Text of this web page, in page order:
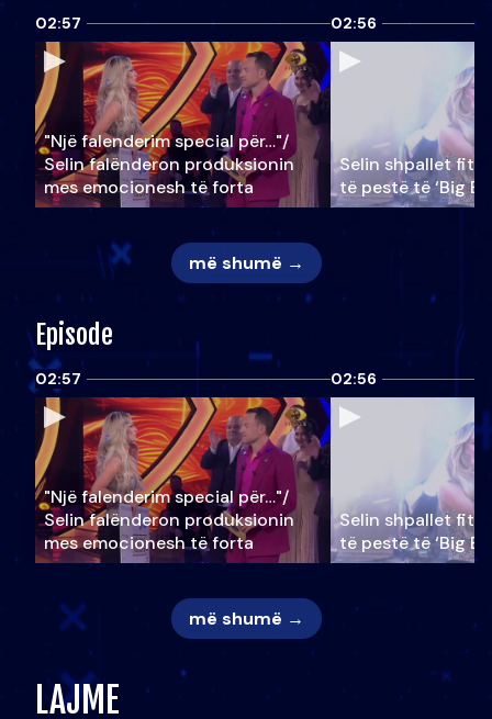
02:57
"Një falenderim special për…"/
Selin falënderon produksionin
mes emocionesh të forta
02:56
Selin shpallet
të pestë të ‘Big
më shumë →
Episode
02:57
"Një falenderim special për…"/
Selin falënderon produksionin
mes emocionesh të forta
02:56
Selin shpallet
të pestë të ‘Big
më shumë →
LAJME